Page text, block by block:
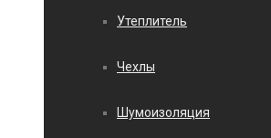
Утеплитель
Чехлы
Шумоизоляция